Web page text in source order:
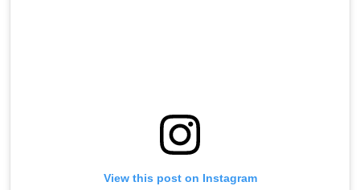
View this post on Instagram